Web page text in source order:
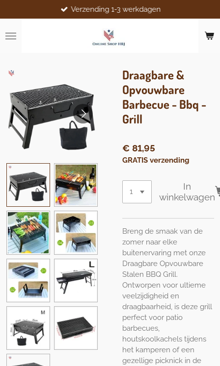
direct
naar
de
Verzending 1-3 werkdagen
Draagbare &
Opvouwbare
Barbecue - Bbq -
Grill
€ 81,95
GRATIS verzending
In
winkelwagen
Breng de smaak van de
zomer naar elke
buitenervaring met onze
Draagbare Opvouwbare
Stalen BBQ Grill.
Ontworpen voor ultieme
veelzijdigheid en
draagbaarheid, is deze grill
perfect voor patio
barbecues,
houtskoolkachels tijdens
het kamperen of een
gezellige picknick in de